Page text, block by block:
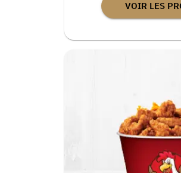
VOIR LES